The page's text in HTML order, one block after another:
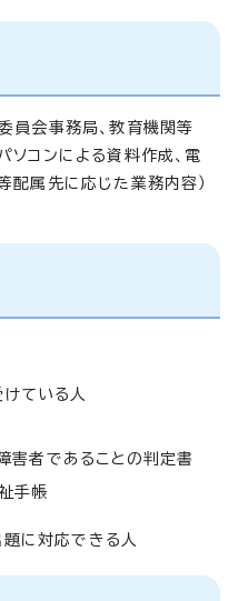
員会事務局、教育機関等
ソコンによる資料作成、電
配属先に応じた業務内容）
ている人
者であることの判定書
手帳
に対応できる人